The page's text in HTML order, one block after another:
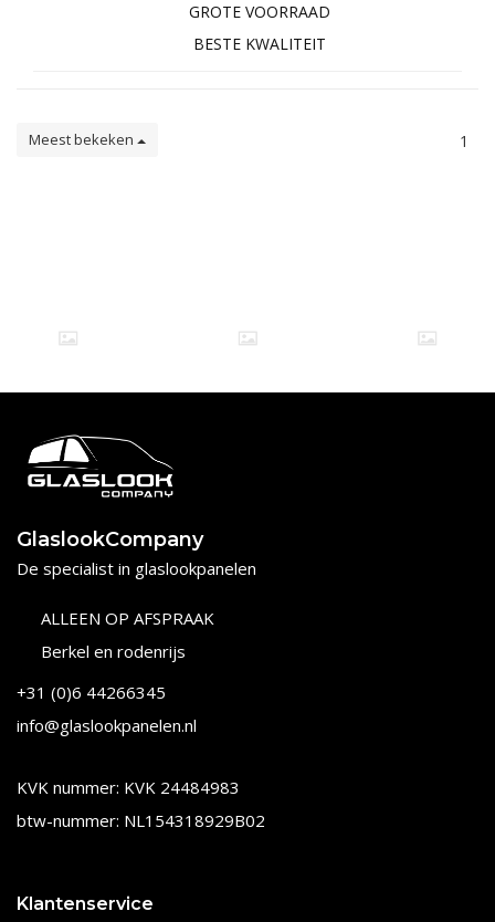
GROTE VOORRAAD
BESTE KWALITEIT
Meest bekeken 1
GlaslookCompany
De specialist in glaslookpanelen
ALLEEN OP AFSPRAAK
Berkel en rodenrijs
+31 (0)6 44266345
info@glaslookpanelen.nl
KVK nummer: KVK 24484983
btw-nummer: NL154318929B02
Klantenservice